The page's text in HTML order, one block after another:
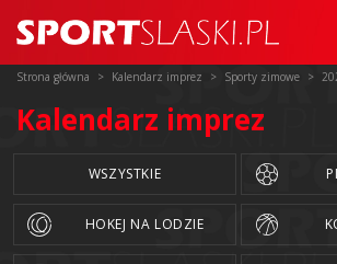
Strona główna Kalendarz imprez Sporty zimowe
Kalendarz imprez
WSZYSTKIE
HOKEJ NA LODZIE